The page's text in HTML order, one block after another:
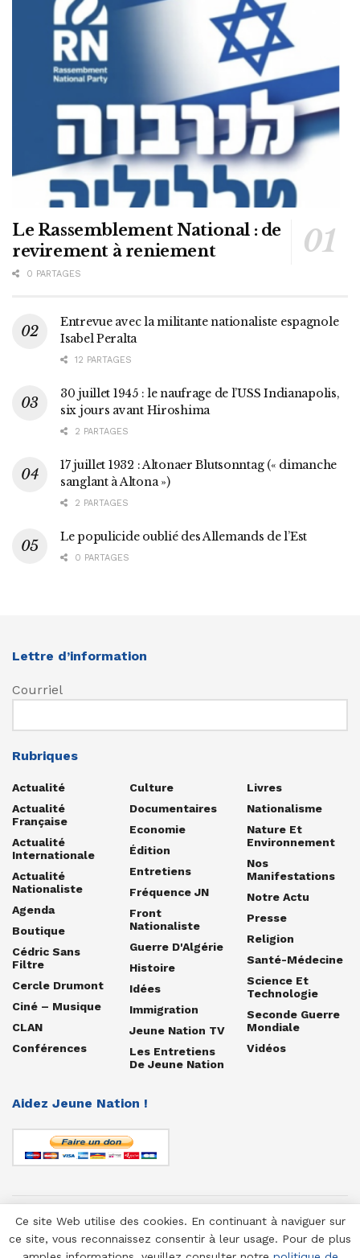
Le Rassemblement National : de
revirement à reniement
0 PARTAGES
Entrevue avec la militante nationaliste espagnole
Isabel Peralta
12 PARTAGES
30 juillet 1945 : le naufrage de l’USS Indianapolis,
six jours avant Hiroshima
2 PARTAGES
17 juillet 1932 : Altonaer Blutsonntag (« dimanche
sanglant à Altona »)
2 PARTAGES
Le populicide oublié des Allemands de l’Est
0 PARTAGES
Lettre d’information
Courriel
Rubriques
Actualité
Actualité
Française
Actualité
Internationale
Actualité
Nationaliste
Agenda
Boutique
Cédric Sans
Filtre
Cercle Drumont
Ciné – Musique
CLAN
Conférences
Culture
Documentaires
Economie
Édition
Entretiens
Fréquence JN
Front
Nationaliste
Guerre D'Algérie
Histoire
Idées
Immigration
Jeune Nation TV
Les Entretiens
De Jeune Nation
Livres
Nationalisme
Nature Et
Environnement
Nos
Manifestations
Notre Actu
Presse
Religion
Santé-Médecine
Science Et
Technologie
Seconde Guerre
Mondiale
Vidéos
Aidez Jeune Nation !
© 1958-2025 Jeune Nation
Ce site Web utilise des cookies. En continuant à naviguer sur
ce site, vous reconnaissez consentir à leur usage. Pour de plus